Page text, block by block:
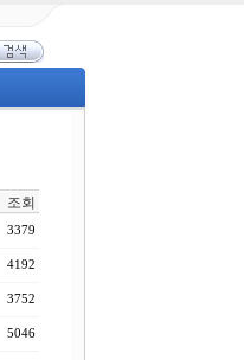
조회
3379
4192
3752
5046